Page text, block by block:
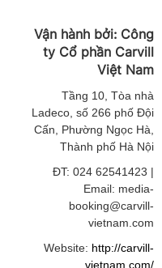
Vận hành bởi: Công
ty Cổ phần Carvill
Việt Nam
Tầng 10, Tòa nhà
Ladeco, số 266 phố Đội
Cấn, Phường Ngọc Hà,
Thành phố Hà Nội
ĐT: 024 62541423 |
Email: media-
booking@carvill-
vietnam.com
Website: http://carvill-
vietnam.com/